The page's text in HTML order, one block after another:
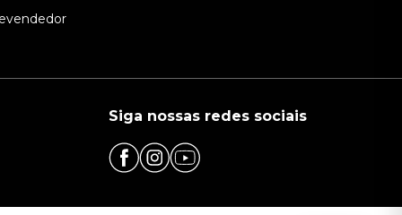
Siga nossas redes sociais